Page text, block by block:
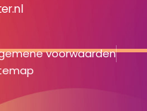
voorwaarden